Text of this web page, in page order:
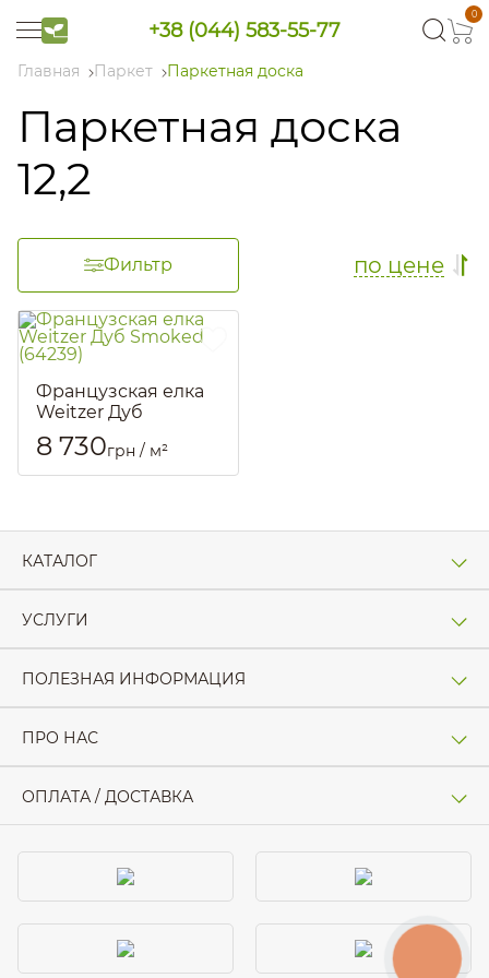
+38 (044) 583-55-77
0
Главная Паркет Паркетная доска
Паркетная доска
12,2
по цене
Фильтр
Французская елка
Weitzer Дуб
Smoked (64239)
Артикул:: 2780
8 730грн / м²
КАТАЛОГ
УСЛУГИ
ПОЛЕЗНАЯ ИНФОРМАЦИЯ
ПРО НАС
ОПЛАТА / ДОСТАВКА